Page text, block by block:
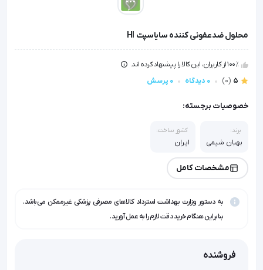
محلول ضدعفونی کننده سایاسپت HI
100٪ از کاربران، این کالا را پیشنهاد کرده اند.
5
(0) 0 دیدگاه 0 پرسش
خصوصیات برجسته:
برند:
بهبان شیمی
کشور ساخت:
ایران
مشخصات کامل
به دستور وزارت بهداشت استرداد کالاهای مصرفی پزشکی غیرممکن می‌باشد.
بنابراین هنگام خرید دقت لازم را به عمل آورید.
فروشنده